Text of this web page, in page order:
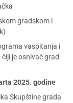
gradskom i
vaspitanja i
je osnivač grad
2025. godine
Skupštine grada